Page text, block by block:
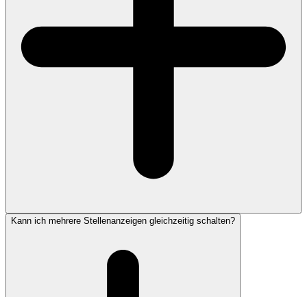
Kann ich mehrere Stellenanzeigen gleichzeitig schalten?